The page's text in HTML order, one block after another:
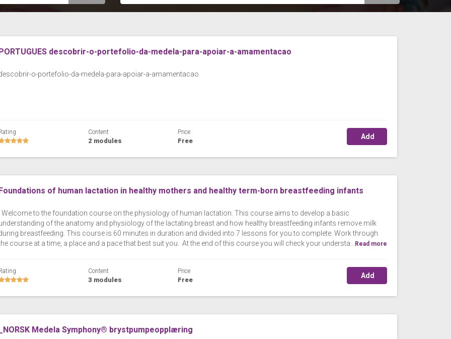
descobrir-o-portefolio-da-medela-para-apoiar-a-amamentacao
o-portefolio-da-medela-para-apoiar-a-amamentacao
Content
2 modules
Price
Free
Add
of human lactation in healthy mothers and healthy term-born breastfeeding infants
to the foundation course on the physiology of human lactation. This course aims to develop a basic
of the anatomy and physiology of the lactating breast and how healthy breastfeeding infants remove milk
breastfeeding. This course is 60 minutes in duration and divided into 7 lessons for you to complete. Work through
course at a time, a place and a pace that best suit you. At the end of this course you will check your understa...
Read more
Content
3 modules
Price
Free
Add
Medela Symphony® brystpumpeopplæring